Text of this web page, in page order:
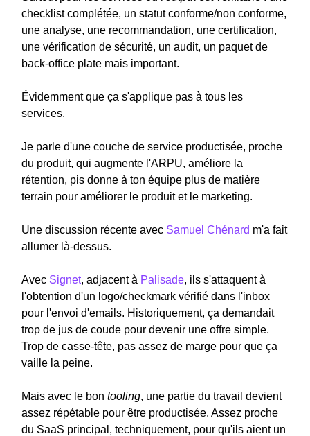
checklist complétée, un statut conforme/non conforme,
une analyse, une recommandation, une certification,
une vérification de sécurité, un audit, un paquet de
back-office plate mais important.
Évidemment que ça s'applique pas à tous les
services.
Je parle d'une couche de service productisée, proche
du produit, qui augmente l'ARPU, améliore la
rétention, pis donne à ton équipe plus de matière
terrain pour améliorer le produit et le marketing.
Une discussion récente avec Samuel Chénard m'a fait
allumer là-dessus.
Avec Signet, adjacent à Palisade, ils s'attaquent à
l'obtention d'un logo/checkmark vérifié dans l'inbox
pour l'envoi d'emails. Historiquement, ça demandait
trop de jus de coude pour devenir une offre simple.
Trop de casse-tête, pas assez de marge pour que ça
vaille la peine.
Mais avec le bon tooling, une partie du travail devient
assez répétable pour être productisée. Assez proche
du SaaS principal, techniquement, pour qu'ils aient un